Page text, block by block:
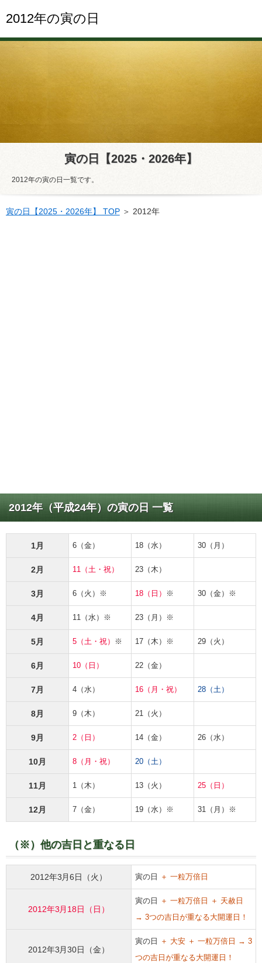
2012年の寅の日
寅の日【2025・2026年】
2012年の寅の日一覧です。
寅の日【2025・2026年】 TOP＞ 2012年
2012年（平成24年）の寅の日 一覧
1月 6（金） 18（水） 30（月）
2月 11（土・祝） 23（木）
3月 6（火）※ 18（日） ※ 30（金）※
4月 11（水）※ 23（月）※
5月 5（土・祝） ※ 17（木）※ 29（火）
6月 10（日） 22（金）
7月 4（水） 16（月・祝） 28（土）
8月 9（木） 21（火）
9月 2（日） 14（金） 26（水）
10月 8（月・祝） 20（土）
11月 1（木） 13（火） 25（日）
12月 7（金） 19（水）※ 31（月）※
（※）他の吉日と重なる日
2012年3月6日（火） 寅の日 ＋ 一粒万倍日
2012年3月18日（日）
寅の日
＋ 一粒万倍日 ＋ 天赦日
→ 3つの吉日が重なる大開運日！
2012年3月30日（金）
寅の日
＋ 大安 ＋ 一粒万倍日 → 3
つの吉日が重なる大開運日！